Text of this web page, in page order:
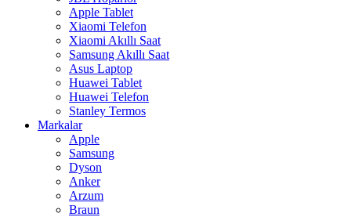
Apple Tablet
Xiaomi Telefon
Xiaomi Akıllı Saat
Samsung Akıllı Saat
Asus Laptop
Huawei Tablet
Huawei Telefon
Stanley Termos
Markalar
Apple
Samsung
Dyson
Anker
Arzum
Braun